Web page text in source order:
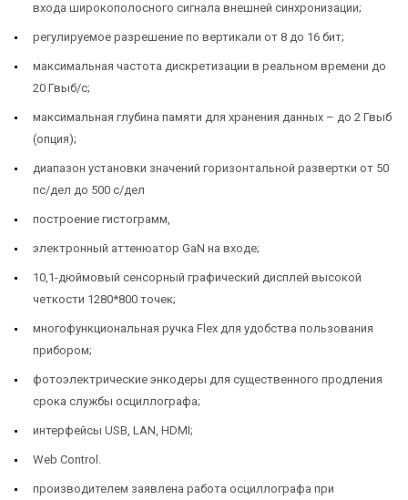
входа широкополосного сигнала внешней синхронизации;
регулируемое разрешение по вертикали от 8 до 16 бит;
максимальная частота дискретизации в реальном времени до
20 Гвыб/с;
максимальная глубина памяти для хранения данных – до 2 Гвыб
(опция);
диапазон установки значений горизонтальной развертки от 50
пс/дел до 500 с/дел
построение гистограмм,
электронный аттенюатор GaN на входе;
10,1-дюймовый сенсорный графический дисплей высокой
четкости 1280*800 точек;
многофункциональная ручка Flex для удобства пользования
прибором;
фотоэлектрические энкодеры для существенного продления
срока службы осциллографа;
интерфейсы USB, LAN, HDMI;
Web Control.
производителем заявлена работа осциллографа при